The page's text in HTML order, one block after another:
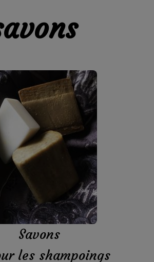
Savons
les shampoings